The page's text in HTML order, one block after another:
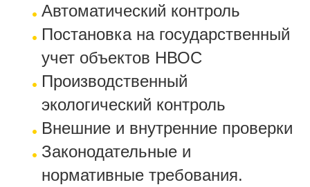
Автоматический контроль
Постановка на государственный
учет объектов НВОС
Производственный
экологический контроль
Внешние и внутренние проверки
Законодательные и
нормативные требования.